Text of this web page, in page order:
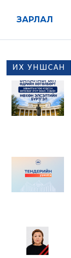
ЗАРЛАЛ
ИХ УНШСАН